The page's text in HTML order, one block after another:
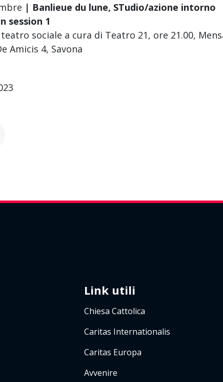
| Banlieue du lune, STudio/azione intorno
session 1
sociale a cura di Teatro 21, ore 21.00,
Amicis 4, Savona
Link utili
Chiesa Cattolica
Caritas Internationalis
Caritas Europa
Avvenire